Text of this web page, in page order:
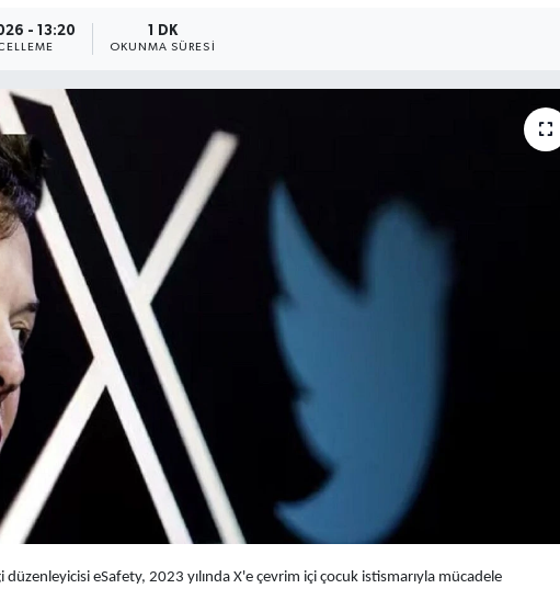
- 13:20 1 DK
OKUNMA SÜRESI
eSafety, 2023 yılında X'e çevrim içi çocuk istismarıyla mücadele